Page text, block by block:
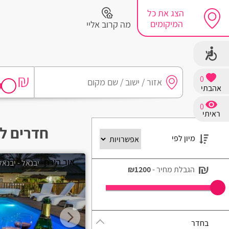
הצג את כל
המיקומים
מה קרוב אליי
אהבתי
0
ראיתי
0
חיפה
תל אביב
בת ים
שזור
מיון לפי
הגבלת מחיר -₪1200
בחדר
חדרים
אור הירח יבנאל -